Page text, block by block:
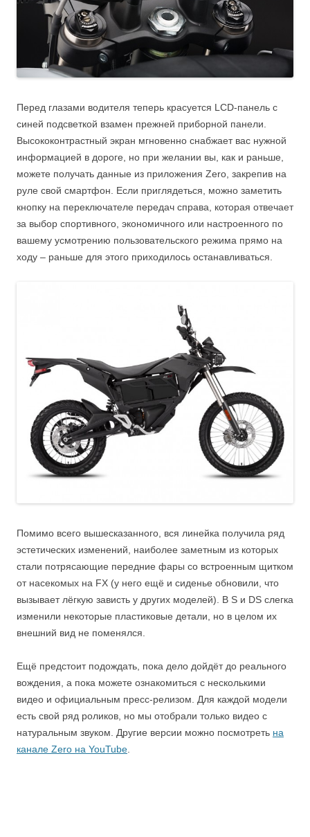
Перед глазами водителя теперь красуется LCD-панель с
синей подсветкой взамен прежней приборной панели.
Высококонтрастный экран мгновенно снабжает вас нужной
информацией в дороге, но при желании вы, как и раньше,
можете получать данные из приложения Zero, закрепив на
руле свой смартфон. Если приглядеться, можно заметить
кнопку на переключателе передач справа, которая отвечает
за выбор спортивного, экономичного или настроенного по
вашему усмотрению пользовательского режима прямо на
ходу – раньше для этого приходилось останавливаться.
Помимо всего вышесказанного, вся линейка получила ряд
эстетических изменений, наиболее заметным из которых
стали потрясающие передние фары со встроенным щитком
от насекомых на FX (у него ещё и сиденье обновили, что
вызывает лёгкую зависть у других моделей). В S и DS слегка
изменили некоторые пластиковые детали, но в целом их
внешний вид не поменялся.
Ещё предстоит подождать, пока дело дойдёт до реального
вождения, а пока можете ознакомиться с несколькими
видео и официальным пресс-релизом. Для каждой модели
есть свой ряд роликов, но мы отобрали только видео с
натуральным звуком. Другие версии можно посмотреть на
канале Zero на YouTube